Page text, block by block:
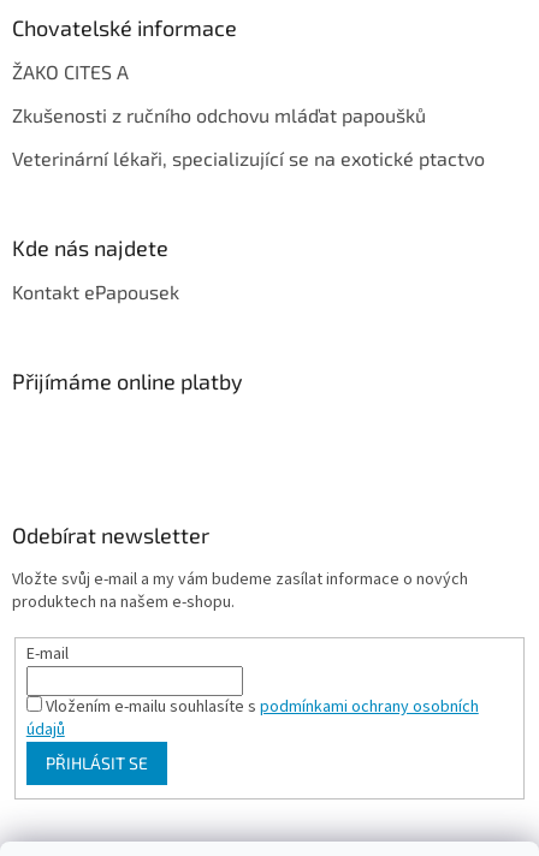
Chovatelské informace
ŽAKO CITES A
Zkušenosti z ručního odchovu mláďat papoušků
Veterinární lékaři, specializující se na exotické ptactvo
Kde nás najdete
Kontakt ePapousek
Přijímáme online platby
Odebírat newsletter
Vložte svůj e-mail a my vám budeme zasílat informace o nových
produktech na našem e-shopu.
E-mail
Vložením e-mailu souhlasíte s podmínkami ochrany osobních
údajů
PŘIHLÁSIT SE